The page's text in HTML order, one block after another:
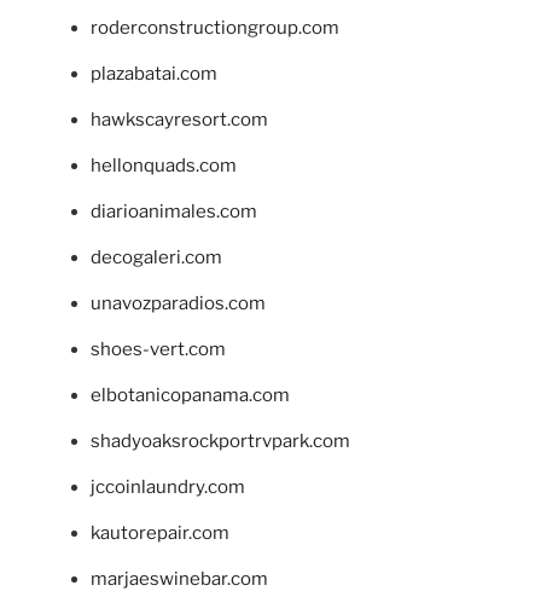
roderconstructiongroup.com
plazabatai.com
hawkscayresort.com
hellonquads.com
diarioanimales.com
decogaleri.com
unavozparadios.com
shoes-vert.com
elbotanicopanama.com
shadyoaksrockportrvpark.com
jccoinlaundry.com
kautorepair.com
marjaeswinebar.com